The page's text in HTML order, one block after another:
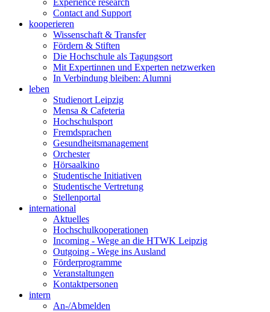
Experience research
Contact and Support
kooperieren
Wissenschaft & Transfer
Fördern & Stiften
Die Hochschule als Tagungsort
Mit Expertinnen und Experten netzwerken
In Verbindung bleiben: Alumni
leben
Studienort Leipzig
Mensa & Cafeteria
Hochschulsport
Fremdsprachen
Gesundheitsmanagement
Orchester
Hörsaalkino
Studentische Initiativen
Studentische Vertretung
Stellenportal
international
Aktuelles
Hochschulkooperationen
Incoming - Wege an die HTWK Leipzig
Outgoing - Wege ins Ausland
Förderprogramme
Veranstaltungen
Kontaktpersonen
intern
An-/Abmelden